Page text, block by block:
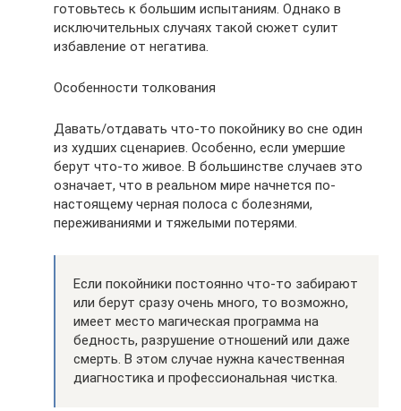
готовьтесь к большим испытаниям. Однако в
исключительных случаях такой сюжет сулит
избавление от негатива.
Особенности толкования
Давать/отдавать что-то покойнику во сне один
из худших сценариев. Особенно, если умершие
берут что-то живое. В большинстве случаев это
означает, что в реальном мире начнется по-
настоящему черная полоса с болезнями,
переживаниями и тяжелыми потерями.
Если покойники постоянно что-то забирают
или берут сразу очень много, то возможно,
имеет место магическая программа на
бедность, разрушение отношений или даже
смерть. В этом случае нужна качественная
диагностика и профессиональная чистка.